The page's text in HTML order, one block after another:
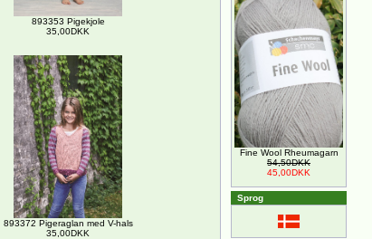
893353 Pigekjole
35,00DKK
893372 Pigeraglan med V-hals
35,00DKK
Fine Wool Rheumagarn
54,50DKK
45,00DKK
Sprog